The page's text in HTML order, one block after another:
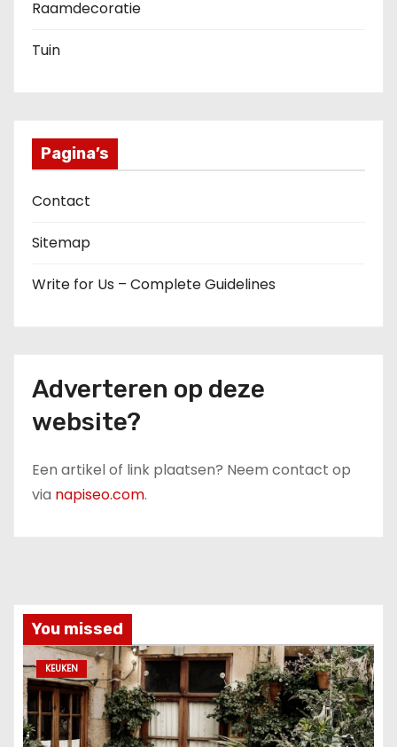
Raamdecoratie
Tuin
Pagina’s
Contact
Sitemap
Write for Us – Complete Guidelines
Adverteren op deze
website?
Een artikel of link plaatsen? Neem contact op
via napiseo.com.
You missed
KEUKEN